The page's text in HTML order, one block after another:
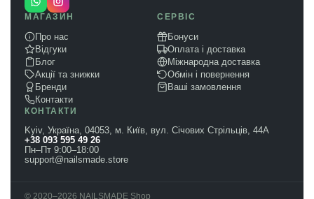
МАГАЗИН
Про нас
Відгуки
Блог
Акції та знижки
Бренди
Контакти
СЕРВІС
Бонуси
Оплата і доставка
Міжнародна доставка
Обмін і повернення
Ваші замовлення
КОНТАКТИ
Kyiv, Україна, 04053, м. Київ, вул. Січових Стрільців, 44А
+38 093 595 49 26
Пн–Пт 9:00–18:00
support@nailsmade.store
© 2020–2026 NAILSMADE Shop